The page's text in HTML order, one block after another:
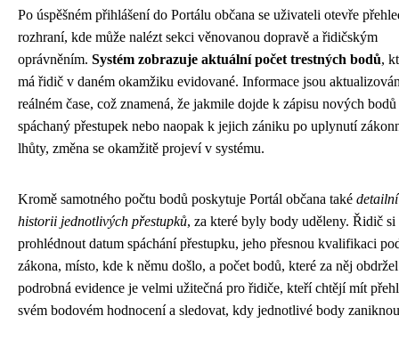
Po úspěšném přihlášení do Portálu občana se uživateli otevře
rozhraní, kde může nalézt sekci věnovanou dopravě a řidičským
oprávněním. Systém zobrazuje aktuální počet trestných bodů,
má řidič v daném okamžiku evidované. Informace jsou
reálném čase, což znamená, že jakmile dojde k zápisu nových bodů
spáchaný přestupek nebo naopak k jejich zániku po uplynutí
lhůty, změna se okamžitě projeví v systému.
Kromě samotného počtu bodů poskytuje Portál občana také detailní
historii jednotlivých přestupků, za které byly body uděleny. Řidič si
prohlédnout datum spáchání přestupku, jeho přesnou kvalifikaci
zákona, místo, kde k němu došlo, a počet bodů, které za něj
podrobná evidence je velmi užitečná pro řidiče, kteří chtějí mít
svém bodovém hodnocení a sledovat, kdy jednotlivé body